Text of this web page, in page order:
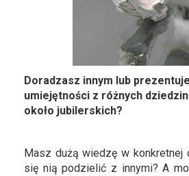
Doradzasz innym lub
umiejętności z różnych
około jubilerskich?
Masz dużą wiedzę w konkretnej
się nią podzielić z innymi? A